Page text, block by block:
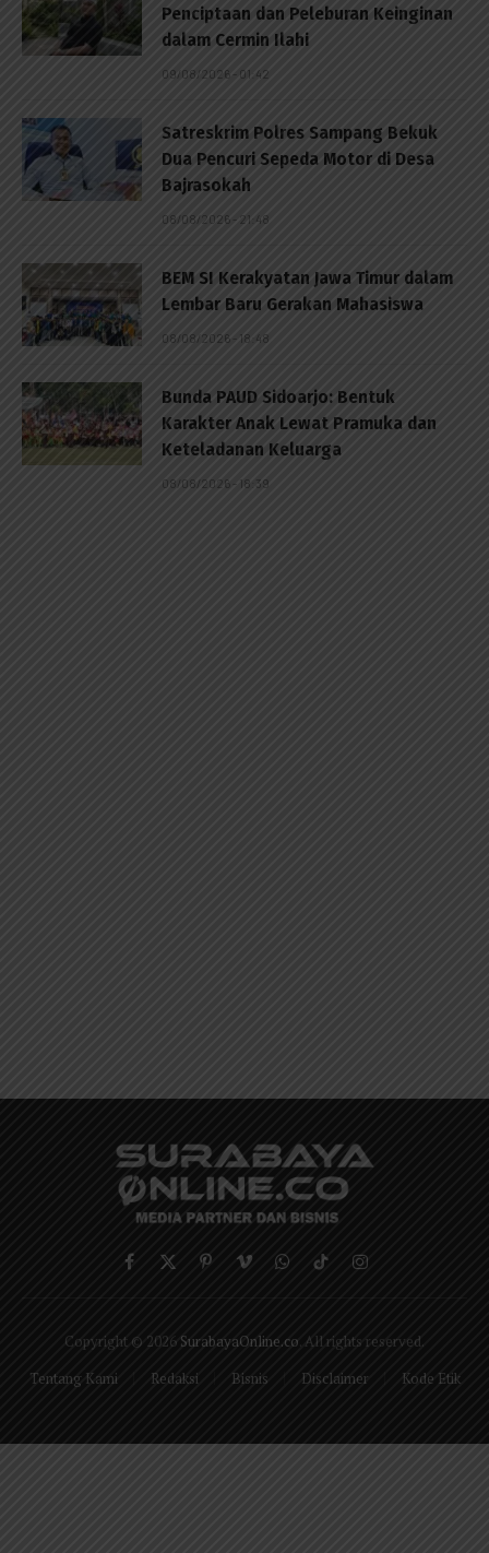
Penciptaan dan Peleburan Keinginan
dalam Cermin Ilahi
09/08/2026 - 01:42
Satreskrim Polres Sampang Bekuk
Dua Pencuri Sepeda Motor di Desa
Bajrasokah
08/08/2026 - 21:48
BEM SI Kerakyatan Jawa Timur dalam
Lembar Baru Gerakan Mahasiswa
08/08/2026 - 18:48
Bunda PAUD Sidoarjo: Bentuk
Karakter Anak Lewat Pramuka dan
Keteladanan Keluarga
08/08/2026 - 18:39
Facebook
X
PinterestVimeoWhatsApp
TikTokInstagram
Copyright © 2026 SurabayaOnline.co. All rights reserved.
Tentang Kami
Redaksi Bisnis Disclaimer Kode Etik